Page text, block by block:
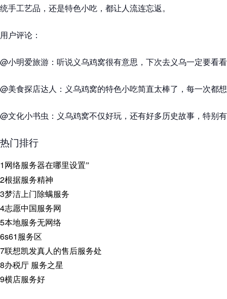
统手工艺品，还是特色小吃，都让人流连忘返。
用户评论：
@小明爱旅游：听说义乌鸡窝很有意思，下次去义乌一定要看
@美食探店达人：义乌鸡窝的特色小吃简直太棒了，每一次都
@文化小书虫：义乌鸡窝不仅好玩，还有好多历史故事，特别
热门排行
1 网络服务器在哪里设置”
2根据服务精神
3梦洁上门除螨服务
4志愿中国服务网
5本地服务无网络
6s61服务区
7联想凯发真人的售后服务处
8办税厅 服务之星
9横店服务好